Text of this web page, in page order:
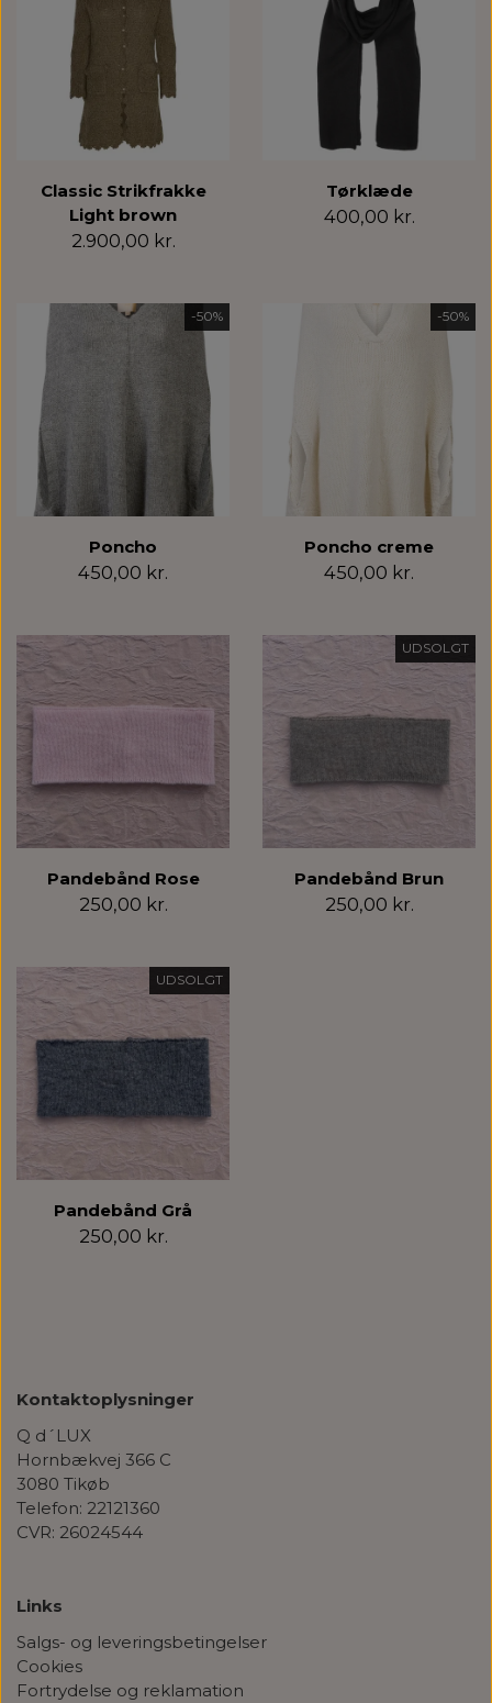
Classic Strikfrakke
Light brown
2.900,00 kr.
Tørklæde
400,00 kr.
-50%
Poncho
450,00 kr.
-50%
Poncho creme
450,00 kr.
Pandebånd Rose
250,00 kr.
UDSOLGT
Pandebånd Brun
250,00 kr.
UDSOLGT
Pandebånd Grå
250,00 kr.
Kontaktoplysninger
Q d´LUX
Hornbækvej 366 C
3080 Tikøb
Telefon: 22121360
CVR: 26024544
Links
Salgs- og leveringsbetingelser
Cookies
Fortrydelse og reklamation